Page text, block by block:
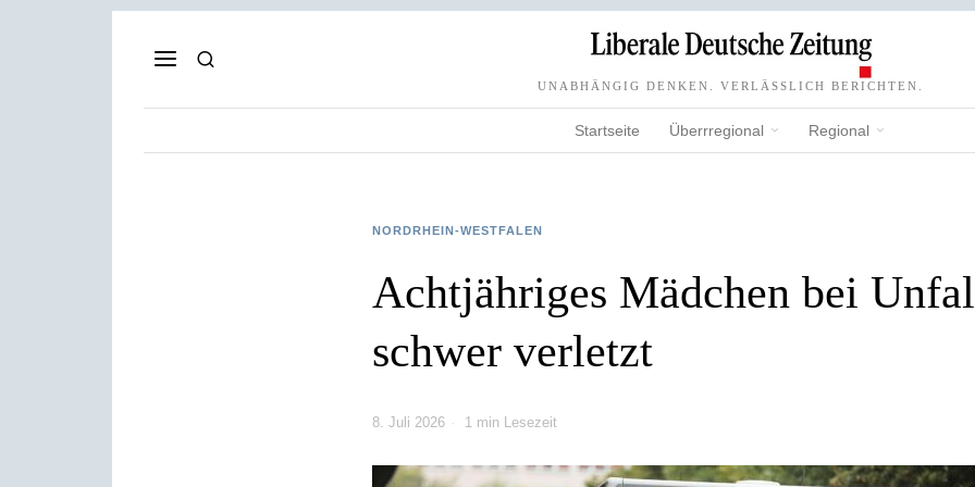
UNABHÄNGIG DENKEN. VERLÄSSLICH BERICHTEN.
Startseite Überrregional Regional
NORDRHEIN-WESTFALEN
Achtjähriges Mädchen bei
schwer verletzt
8. Juli 2026 1 min Lesezeit